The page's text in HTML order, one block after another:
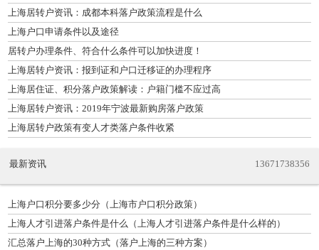
上海居转户资讯：成都本科落户政策流程是什么
上海户口申请条件以及途径
居转户办理条件、符合什么条件可以加快进度！
上海居转户资讯：报到证和户口迁移证的办理程序
上海居住证、积分落户政策解读：户籍门槛不应过高
上海居转户资讯：2019年宁波最新购房落户政策
上海居转户政策有变人才类落户条件收紧
最新资讯 13671738356
上海户口积分要多少分（上海市户口积分政策）
上海人才引进落户条件是什么（上海人才引进落户条件是什么样的）
汇总落户上海的30种方式（落户上海的三种方案）